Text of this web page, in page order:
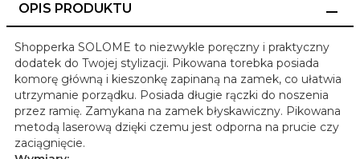
OPIS PRODUKTU
Shopperka SOLOME to niezwykle poręczny i praktyczny
dodatek do Twojej stylizacji. Pikowana torebka posiada
komorę główną i kieszonkę zapinaną na zamek, co ułatwia
utrzymanie porządku. Posiada długie rączki do noszenia
przez ramię. Zamykana na zamek błyskawiczny. Pikowana
metodą laserową dzięki czemu jest odporna na prucie czy
zaciągnięcie.